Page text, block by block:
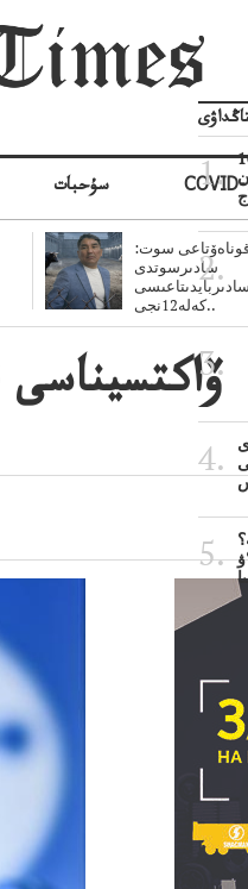
سۇحبات
سوت:
سادىرسوتدى
12سادىربايدىتاعىسى
كەلە12نجى..